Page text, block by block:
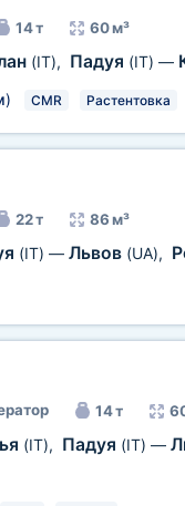
14 т 60 м³
(IT), Падуя (IT) —
) CMR Растентовка
22 т 86 м³
(IT) — Львов (UA),
14 т
(IT), Падуя (IT) —